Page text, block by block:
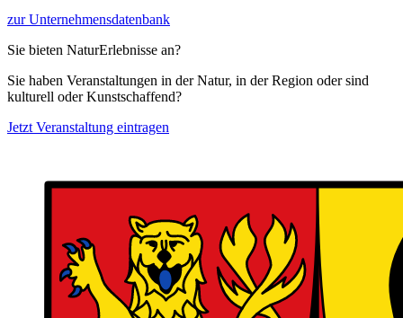
zur Unternehmensdatenbank
Sie bieten NaturErlebnisse an?
Sie haben Veranstaltungen in der Natur, in der Region oder sind
kulturell oder Kunstschaffend?
Jetzt Veranstaltung eintragen